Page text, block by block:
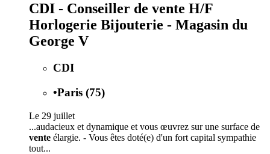
CDI - Conseiller de vente H/F
Horlogerie Bijouterie - Magasin du
George V
CDI
•Paris (75)
Le 29 juillet
...audacieux et dynamique et vous œuvrez sur une surface de
vente élargie. - Vous êtes doté(e) d'un fort capital sympathie
tout...